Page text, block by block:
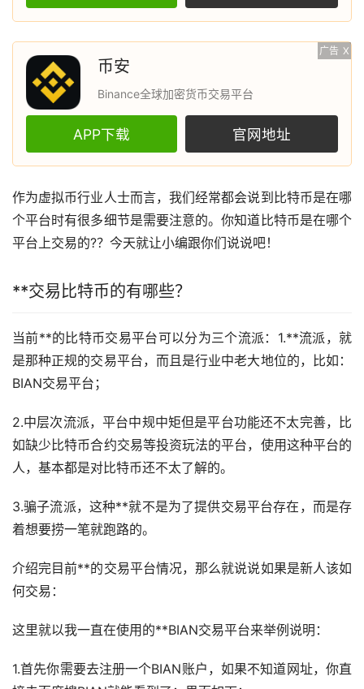
广告 X
币安
Binance全球加密货币交易平台
APP下载 官网地址
作为虚拟币行业人士而言，我们经常都会说到 比特币是在哪
个平台时有很多细节是需要注意的。你知道比特币是在哪个
平台上交易的?？今天就让小编跟你们说说吧！
**交易比特币的有哪些？
当前**的比特币交易平台可以分为三个流派：1.**流派，就
是那种正规的交易平台，而且是行业中老大地位的，比如：
BIAN交易平台；
2.中层次流派，平台中规中矩但是平台功能还不太完善，比
如缺少比特币合约交易等投资玩法的平台，使用这种平台的
人，基本都是对比特币还不太了解的。
3.骗子流派，这种**就不是为了提供交易平台存在，而是存
着想要捞一笔就跑路的。
介绍完目前**的交易平台情况，那么就说说如果是新人该如
何交易：
这里就以我一直在使用的**BIAN交易平台来举例说明：
1.首先你需要去注册一个BIAN账户，如果不知道网址，你直